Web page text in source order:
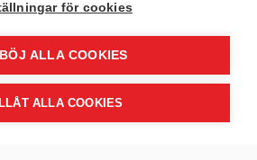
för cookies
ALLA COOKIES
ALLA COOKIES